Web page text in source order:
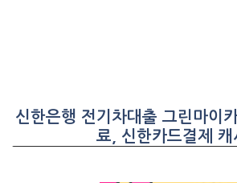
신한은행 전기차대출 그린마이
료, 신한카드결제 캐